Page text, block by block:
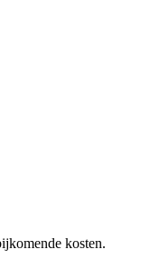
kosten.